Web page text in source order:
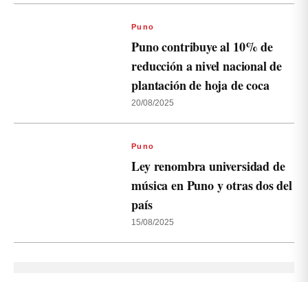
Puno
Puno contribuye al 10% de
reducción a nivel nacional de
plantación de hoja de coca
20/08/2025
Puno
Ley renombra universidad de
música en Puno y otras dos del
país
15/08/2025